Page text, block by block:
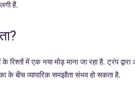
हैं.
के रिश्तों में एक नया मोड़ माना जा रहा है. ट्रंप
बीच व्यापारिक समझौता संभव हो सकता है.